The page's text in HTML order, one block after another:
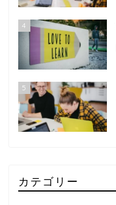
4
5
カテゴリー